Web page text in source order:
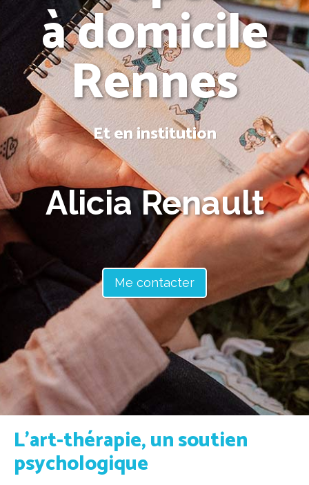
à domicile
Rennes
Et en institution
Alicia Renault
Me contacter
L’art-thérapie, un soutien
psychologique